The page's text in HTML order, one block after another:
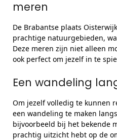
meren
De Brabantse plaats
prachtige natuurgebieden,
Deze meren zijn niet alleen
ook perfect om jezelf in te
Een wandeling
Om jezelf volledig te kunnen
een wandeling te maken
bijvoorbeeld bij het bekende
prachtig uitzicht hebt op de